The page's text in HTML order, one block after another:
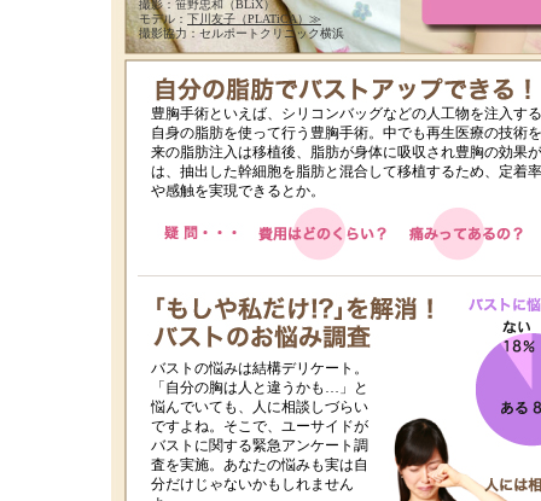
撮影：笹野忠和（BLiX）
モデル： 下川友子（PLATiCA）≫
撮影協力：セルポートクリニック横浜
豊胸手術といえば、シリコンバッグなどの人工物を注入す
自身の脂肪を使って行う豊胸手術。中でも再生医療の技術
来の脂肪注入は移植後、脂肪が身体に吸収され豊胸の効果
は、抽出した幹細胞を脂肪と混合して移植するため、定着
や感触を実現できるとか。
バストの悩みは結構デリケート。
「自分の胸は人と違うかも…」と
悩んでいても、人に相談しづらい
ですよね。そこで、ユーサイドが
バストに関する緊急アンケート調
査を実施。あなたの悩みも実は自
分だけじゃないかもしれません